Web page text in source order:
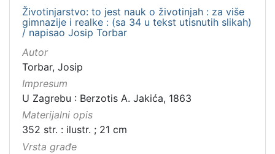
Životinjarstvo: to jest nauk o životinjah : za više
gimnazije i realke : (sa 34 u tekst utisnutih slikah)
/ napisao Josip Torbar
Autor
Torbar, Josip
Impresum
U Zagrebu : Berzotis A. Jakića, 1863
Materijalni opis
352 str. : ilustr. ; 21 cm
Vrsta građe